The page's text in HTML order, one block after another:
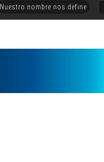
Nuestro nombre nos define